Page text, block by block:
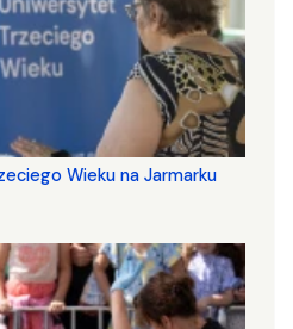
Wieku na Jarmarku